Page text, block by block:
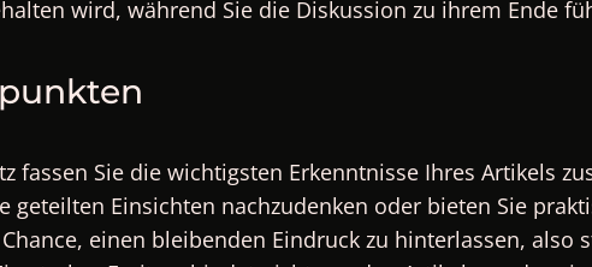
wird, während Sie die Diskussion zu ihrem Ende
fassen Sie die wichtigsten Erkenntnisse Ihres Artikels
geteilten Einsichten nachzudenken oder bieten Sie
einen bleibenden Eindruck zu hinterlassen, also